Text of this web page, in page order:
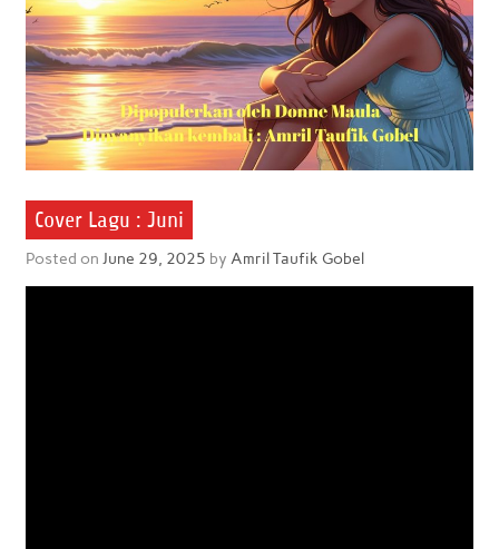
Cover Lagu : Juni
Posted on June 29, 2025 by Amril Taufik Gobel